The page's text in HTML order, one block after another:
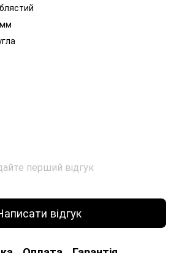
перший відгук
відгук